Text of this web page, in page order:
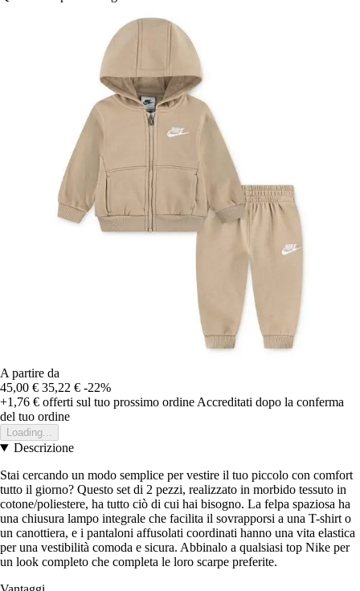
A partire da
45,00 € 35,22 € -22%
+1,76 € offerti sul tuo prossimo ordine Accreditati dopo la conferma
del tuo ordine
Loading...
Descrizione
Stai cercando un modo semplice per vestire il tuo piccolo con comfort
tutto il giorno? Questo set di 2 pezzi, realizzato in morbido tessuto in
cotone/poliestere, ha tutto ciò di cui hai bisogno. La felpa spaziosa ha
una chiusura lampo integrale che facilita il sovrapporsi a una T-shirt o
un canottiera, e i pantaloni affusolati coordinati hanno una vita elastica
per una vestibilità comoda e sicura. Abbinalo a qualsiasi top Nike per
un look completo che completa le loro scarpe preferite.